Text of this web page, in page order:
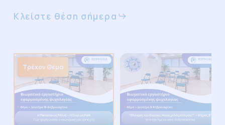
Κλείστε θέση σήμερα
Τρέχον Θέμα